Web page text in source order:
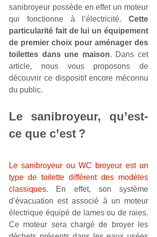
sanibroyeur possède en effet un moteur
qui fonctionne à l’électricité. Cette
particularité fait de lui un équipement
de premier choix pour aménager des
toilettes dans une maison. Dans cet
article, nous vous proposons de
découvrir ce dispositif encore méconnu
du public.
Le sanibroyeur, qu’est-
ce que c’est ?
Le sanibroyeur ou WC broyeur est un
type de toilette différent des modèles
classiques. En effet, son système
d’évacuation est associé à un moteur
électrique équipé de lames ou de raies.
Ce moteur sera chargé de broyer les